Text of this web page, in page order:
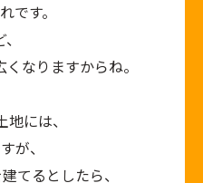
です。
なりますからね。
地には、
が、
てるとしたら、